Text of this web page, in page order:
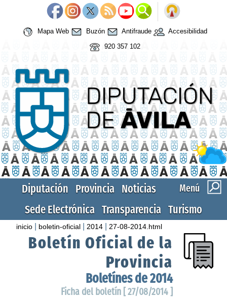
Mapa Web Buzón Antifraude
Accesibilidad
920 357 102
Menú
Diputación Provincia Noticias
Sede Electrónica Transparencia Turismo
inicio boletin-oficial 2014 27-08-2014.html
Boletín Oficial de la
Provincia
Boletínes de 2014
Ficha del boletín [ 27/08/2014 ]